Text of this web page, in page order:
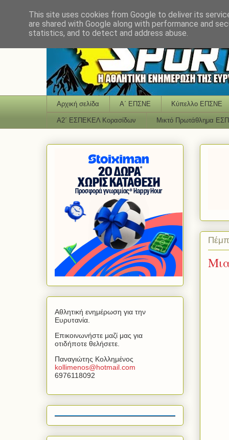
Αρχική σελίδα Α΄ ΕΠΣΝΕ Κύπελλο ΕΠΣΝΕ
Α2΄ ΕΣΠΕΚΕΛ Κορασίδων Μικτό Πρωτάθλημα
Αθλητική ενημέρωση για την
Ευρυτανία.
Επικοινωνήστε μαζί μας για
οτιδήποτε θελήσετε.
Παναγιώτης Κολλημένος
kollimenos@hotmail com
6976118092
This site uses cookies from Google to deliver its
are shared with Google along with performance and
statistics, and to detect and address abuse.